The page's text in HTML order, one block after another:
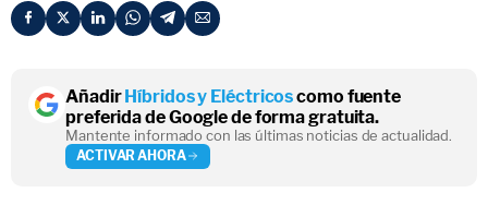
AñadirHíbridos y Eléctricoscomo fuente
preferida de Google de forma gratuita.
Mantente informado con las últimas noticias de actualidad.
ACTIVAR AHORA